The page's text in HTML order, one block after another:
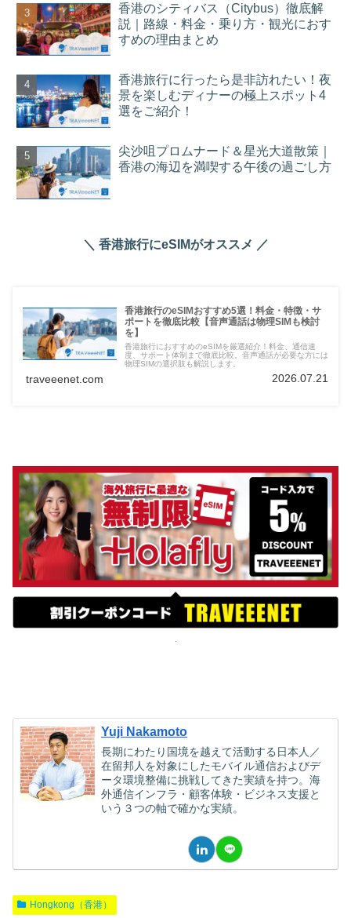
香港のシティバス（Citybus）徹底解
説｜路線・料金・乗り方・観光におす
すめの理由まとめ
香港旅行に行ったら是非訪れたい！夜
景を楽しむディナーの極上スポット4
選をご紹介！
尖沙咀プロムナード＆星光大道散策｜
香港の海辺を満喫する午後の過ごし方
＼ 香港旅行にeSIMがオススメ ／
香港旅行のeSIMおすすめ5選！料金・特徴・サ
ポートを徹底比較【音声通話は物理SIMも検討
を】
香港旅行におすすめのeSIMを厳選紹介！料金、通信速
度、サポート体制まで徹底比較。音声通話が必要な方には
物理SIMの選択肢も解説します。
traveeenet.com 2026.07.21
Yuji Nakamoto
長期にわたり国境を越えて活動する日本人／
在留邦人を対象にしたモバイル通信およびデ
ータ環境整備に挑戦してきた実績を持つ。海
外通信インフラ・顧客体験・ビジネス支援と
いう３つの軸で確かな実績。
Hongkong（香港）